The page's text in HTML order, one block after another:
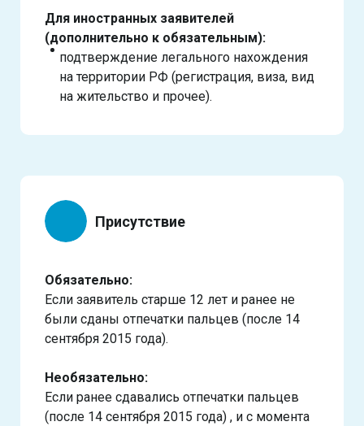
Для иностранных заявителей
(дополнительно к обязательным):
подтверждение легального нахождения
на территории РФ (регистрация, виза, вид
на жительство и прочее).
Присутствие
Обязательно:
Если заявитель старше 12 лет и ранее не
были сданы отпечатки пальцев (после 14
сентября 2015 года).
Необязательно:
Если ранее сдавались отпечатки пальцев
(после 14 сентября 2015 года) , и с момента